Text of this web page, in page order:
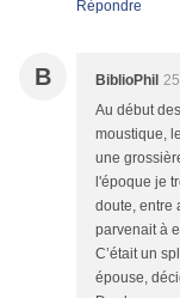
Répondre
B BiblioPhil
Au début
moustique,
une
l'époque je
doute, entre
parvenait à
C’était un
épouse,